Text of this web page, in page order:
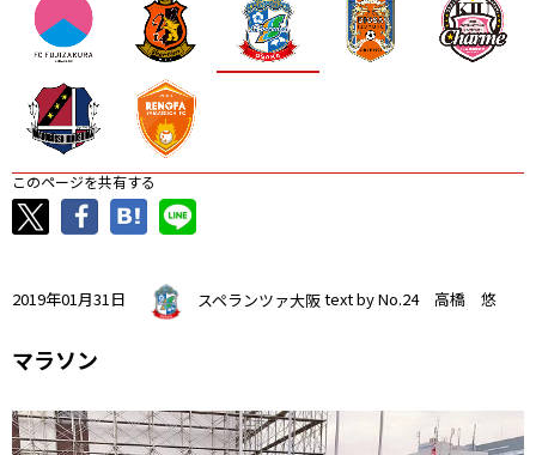
このページを共有する
2019年01月31日 スペランツァ大阪text by No.24 高橋 悠
マラソン